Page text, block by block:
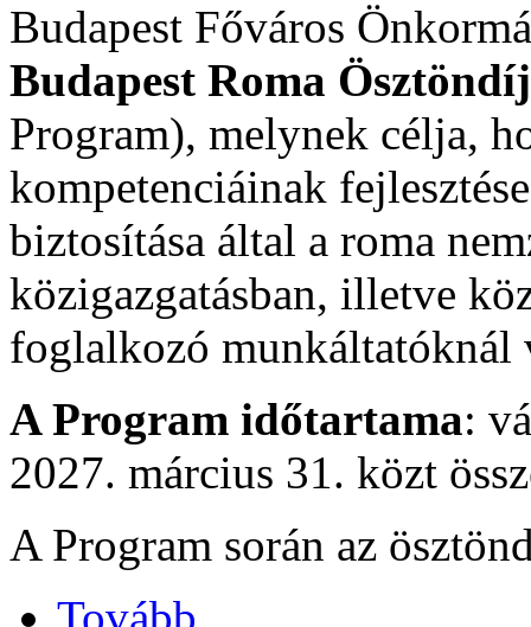
Budapest Főváros
Budapest Roma
Program), melynek célja,
kompetenciáinak
biztosítása által a roma
közigazgatásban, illetve
foglalkozó munkáltatóknál
A Program időtartama:
2027. március 31. közt
A Program során az